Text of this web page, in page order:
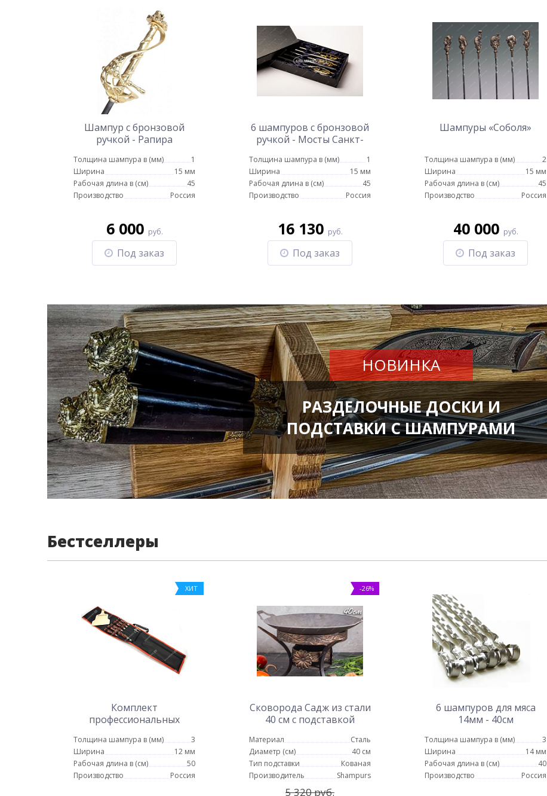
Шампур с бронзовой
ручкой - Рапира
Толщина шампура в (мм)
1
Ширина
15 мм
Рабочая длина в (см)
45
Производство
Россия
6 000 руб.
Под заказ
6 шампуров с бронзовой
ручкой - Мосты Санкт-
Толщина шампура в (мм)
1
Ширина
15 мм
Рабочая длина в (см)
45
Производство
Россия
16 130 руб.
Под заказ
Шампуры «Соболя»
Толщина шампура в (мм)
2
Ширина
15 мм
Рабочая длина в (см)
45
Производство
Россия
40 000 руб.
Под заказ
НОВИНКА
РАЗДЕЛОЧНЫЕ ДОСКИ И
ПОДСТАВКИ С ШАМПУРАМИ
Бестселлеры
ХИТ
Комплект
профессиональных
кочергой № 2
Толщина шампура в (мм)
3
Ширина
12 мм
Рабочая длина в (см)
50
Производство
Россия
-26%
Сковорода Садж из стали
40 см с подставкой
Материал
Сталь
Диаметр (см)
40 см
Тип подставки
Кованая
Производитель
Shampurs
5 320 руб.
6 шампуров для мяса
14мм - 40см
Толщина шампура в (мм)
3
Ширина
14 мм
Рабочая длина в (см)
40
Производство
Россия